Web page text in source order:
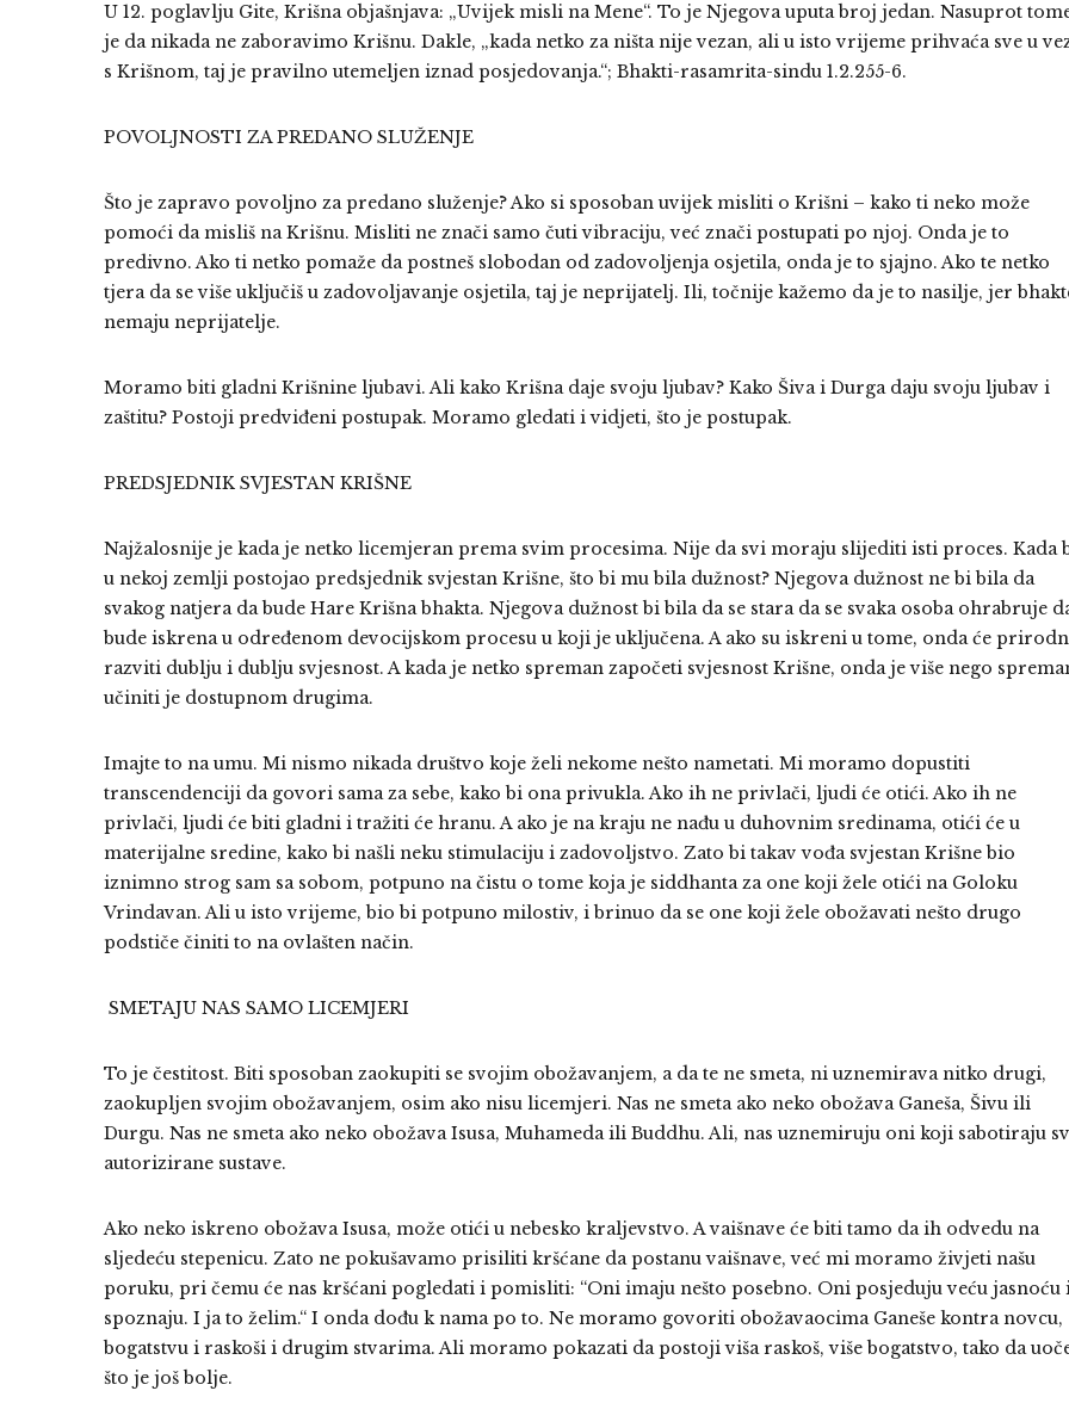
U 12. poglavlju Gite, Krišna objašnjava: „Uvijek misli na Mene“. To je Njegova uputa broj jedan. Nasuprot
je da nikada ne zaboravimo Krišnu. Dakle, „kada netko za ništa nije vezan, ali u isto vrijeme prihvaća sve u
s Krišnom, taj je pravilno utemeljen iznad posjedovanja.“; Bhakti-rasamrita-sindu 1.2.255-6.
POVOLJNOSTI ZA PREDANO SLUŽENJE
Što je zapravo povoljno za predano služenje? Ako si sposoban uvijek misliti o Krišni – kako ti neko može
pomoći da misliš na Krišnu. Misliti ne znači samo čuti vibraciju, već znači postupati po njoj. Onda je to
predivno. Ako ti netko pomaže da postneš slobodan od zadovoljenja osjetila, onda je to sjajno. Ako te netko
tjera da se više uključiš u zadovoljavanje osjetila, taj je neprijatelj. Ili, točnije kažemo da je to nasilje, jer
nemaju neprijatelje.
Moramo biti gladni Krišnine ljubavi. Ali kako Krišna daje svoju ljubav? Kako Šiva i Durga daju svoju ljubav i
zaštitu? Postoji predviđeni postupak. Moramo gledati i vidjeti, što je postupak.
PREDSJEDNIK SVJESTAN KRIŠNE
Najžalosnije je kada je netko licemjeran prema svim procesima. Nije da svi moraju slijediti isti proces. Kada
u nekoj zemlji postojao predsjednik svjestan Krišne, što bi mu bila dužnost? Njegova dužnost ne bi bila da
svakog natjera da bude Hare Krišna bhakta. Njegova dužnost bi bila da se stara da se svaka osoba ohrabruje
bude iskrena u određenom devocijskom procesu u koji je uključena. A ako su iskreni u tome, onda će
razviti dublju i dublju svjesnost. A kada je netko spreman započeti svjesnost Krišne, onda je više nego
učiniti je dostupnom drugima.
Imajte to na umu. Mi nismo nikada društvo koje želi nekome nešto nametati. Mi moramo dopustiti
transcendenciji da govori sama za sebe, kako bi ona privukla. Ako ih ne privlači, ljudi će otići. Ako ih ne
privlači, ljudi će biti gladni i tražiti će hranu. A ako je na kraju ne nađu u duhovnim sredinama, otići će u
materijalne sredine, kako bi našli neku stimulaciju i zadovoljstvo. Zato bi takav vođa svjestan Krišne bio
iznimno strog sam sa sobom, potpuno na čistu o tome koja je siddhanta za one koji žele otići na Goloku
Vrindavan. Ali u isto vrijeme, bio bi potpuno milostiv, i brinuo da se one koji žele obožavati nešto drugo
podstiče činiti to na ovlašten način.
SMETAJU NAS SAMO LICEMJERI
To je čestitost. Biti sposoban zaokupiti se svojim obožavanjem, a da te ne smeta, ni uznemirava nitko drugi,
zaokupljen svojim obožavanjem, osim ako nisu licemjeri. Nas ne smeta ako neko obožava Ganeša, Šivu ili
Durgu. Nas ne smeta ako neko obožava Isusa, Muhameda ili Buddhu. Ali, nas uznemiruju oni koji sabotiraju
autorizirane sustave.
Ako neko iskreno obožava Isusa, može otići u nebesko kraljevstvo. A vaišnave će biti tamo da ih odvedu na
sljedeću stepenicu. Zato ne pokušavamo prisiliti kršćane da postanu vaišnave, već mi moramo živjeti našu
poruku, pri čemu će nas kršćani pogledati i pomisliti: “Oni imaju nešto posebno. Oni posjeduju veću jasnoću
spoznaju. I ja to želim.“ I onda dođu k nama po to. Ne moramo govoriti obožavaocima Ganeše kontra novcu,
bogatstvu i raskoši i drugim stvarima. Ali moramo pokazati da postoji viša raskoš, više bogatstvo, tako da
što je još bolje.